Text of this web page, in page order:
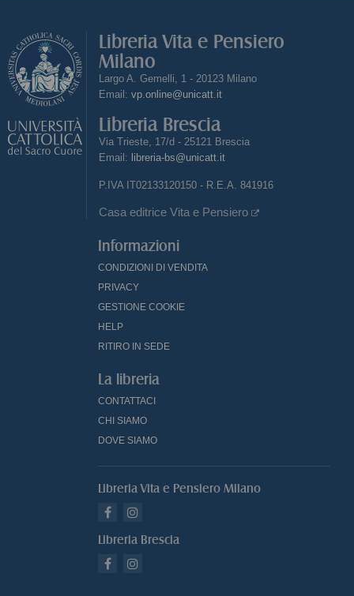
Libreria Vita e Pensiero
Milano
Largo A. Gemelli, 1 - 20123 Milano
Email: vp.online@unicatt.it
Libreria Brescia
Via Trieste, 17/d - 25121 Brescia
Email: libreria-bs@unicatt.it
P.IVA IT02133120150 - R.E.A. 841916
Casa editrice Vita e Pensiero
Informazioni
CONDIZIONI DI VENDITA
PRIVACY
GESTIONE COOKIE
HELP
RITIRO IN SEDE
La libreria
CONTATTACI
CHI SIAMO
DOVE SIAMO
Libreria Vita e Pensiero Milano
Libreria Brescia